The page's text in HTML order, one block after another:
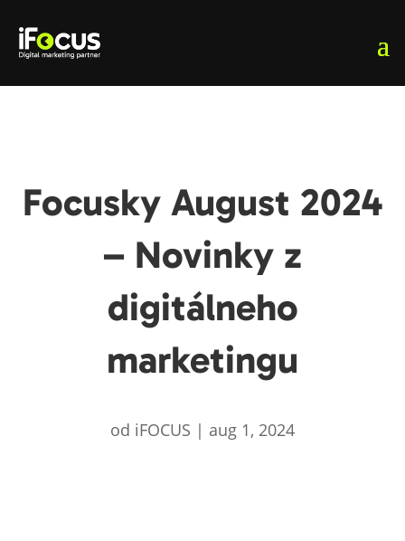
Focusky August 2024
– Novinky z
digitálneho
marketingu
od iFOCUS | aug 1, 2024